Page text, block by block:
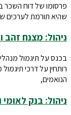
פרסומו של דוח השכר
שהיא תורמת לערכים
ניהול: מצנח זהב
בכנס על תיגמול
רותחין על דרכי
הנואמים,
ניהול: בנק לאומי